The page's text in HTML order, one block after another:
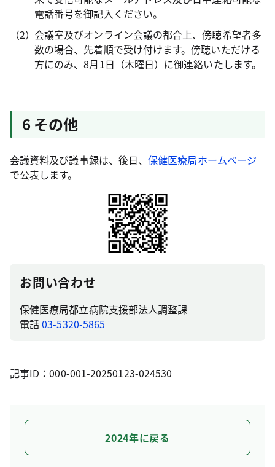
電話番号を御記入ください。
会議室及びオンライン会議の都合上、傍聴希望者多
数の場合、先着順で受け付けます。傍聴いただける
方にのみ、8月1日（木曜日）に御連絡いたします。
6 その他
会議資料及び議事録は、後日、保健医療局ホームページ
で公表します。
お問い合わせ
保健医療局都立病院支援部法人調整課
電話03-5320-5865
記事ID：000-001-20250123-024530
2024年に戻る